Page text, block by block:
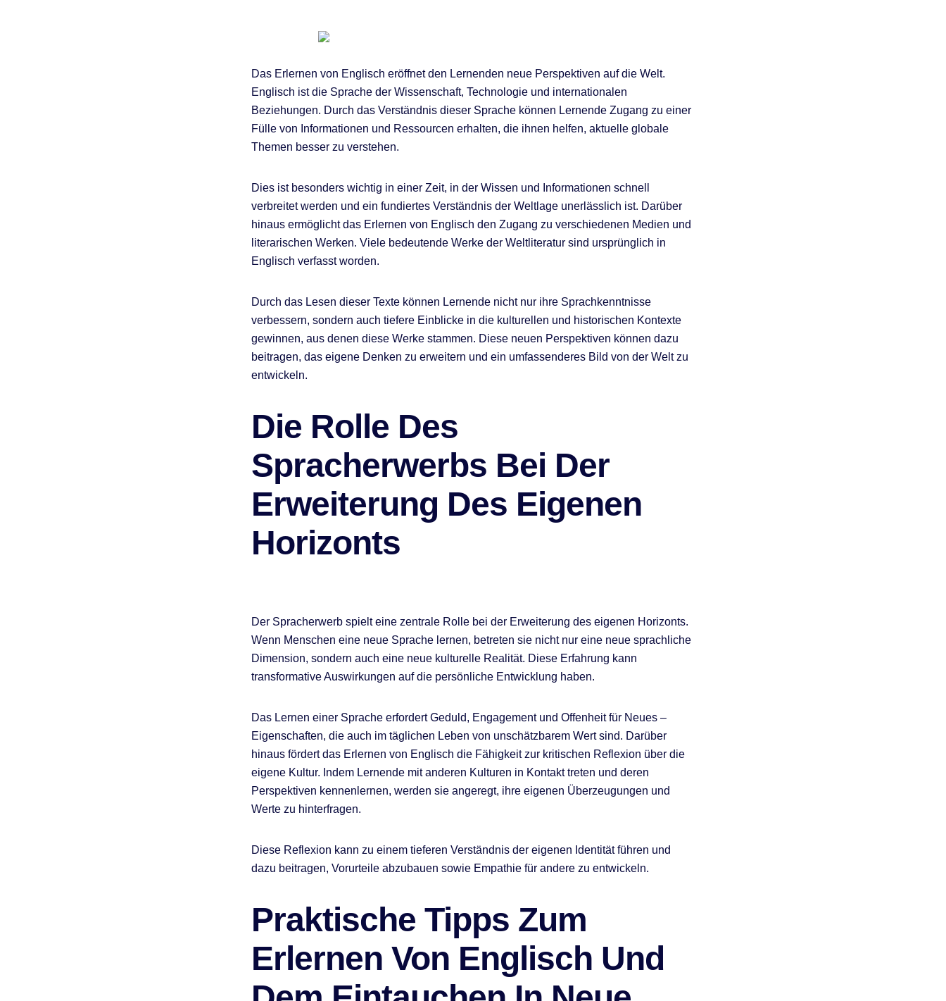
Das Erlernen von Englisch eröffnet den Lernenden neue Perspektiven auf die Welt.
Englisch ist die Sprache der Wissenschaft, Technologie und internationalen
Beziehungen. Durch das Verständnis dieser Sprache können Lernende Zugang zu einer
Fülle von Informationen und Ressourcen erhalten, die ihnen helfen, aktuelle globale
Themen besser zu verstehen.
Dies ist besonders wichtig in einer Zeit, in der Wissen und Informationen schnell
verbreitet werden und ein fundiertes Verständnis der Weltlage unerlässlich ist. Darüber
hinaus ermöglicht das Erlernen von Englisch den Zugang zu verschiedenen Medien und
literarischen Werken. Viele bedeutende Werke der Weltliteratur sind ursprünglich in
Englisch verfasst worden.
Durch das Lesen dieser Texte können Lernende nicht nur ihre Sprachkenntnisse
verbessern, sondern auch tiefere Einblicke in die kulturellen und historischen Kontexte
gewinnen, aus denen diese Werke stammen. Diese neuen Perspektiven können dazu
beitragen, das eigene Denken zu erweitern und ein umfassenderes Bild von der Welt zu
entwickeln.
Die Rolle Des
Spracherwerbs Bei Der
Erweiterung Des Eigenen
Horizonts
Der Spracherwerb spielt eine zentrale Rolle bei der Erweiterung des eigenen Horizonts.
Wenn Menschen eine neue Sprache lernen, betreten sie nicht nur eine neue sprachliche
Dimension, sondern auch eine neue kulturelle Realität. Diese Erfahrung kann
transformative Auswirkungen auf die persönliche Entwicklung haben.
Das Lernen einer Sprache erfordert Geduld, Engagement und Offenheit für Neues –
Eigenschaften, die auch im täglichen Leben von unschätzbarem Wert sind. Darüber
hinaus fördert das Erlernen von Englisch die Fähigkeit zur kritischen Reflexion über die
eigene Kultur. Indem Lernende mit anderen Kulturen in Kontakt treten und deren
Perspektiven kennenlernen, werden sie angeregt, ihre eigenen Überzeugungen und
Werte zu hinterfragen.
Diese Reflexion kann zu einem tieferen Verständnis der eigenen Identität führen und
dazu beitragen, Vorurteile abzubauen sowie Empathie für andere zu entwickeln.
Praktische Tipps Zum
Erlernen Von Englisch Und